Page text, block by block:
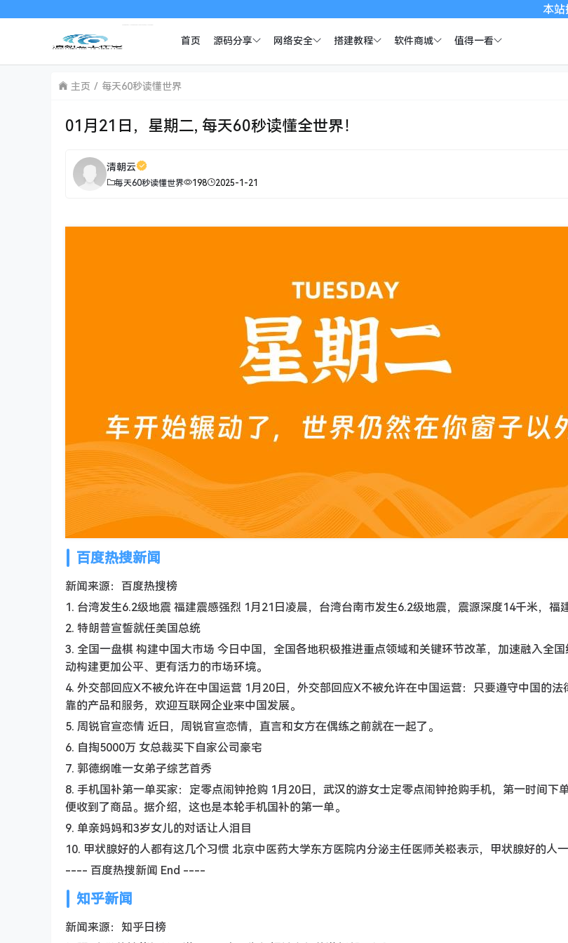
本站提供的一切软
首页 源码分享 网络安全 搭建教程 软件商城 值得一看
主页 每天60秒读懂世界
01月21日，星期二, 每天60秒读懂全世界！
清朝云
每天60秒读懂世界 198 2025-1-21
百度热搜新闻
新闻来源：百度热搜榜
1. 台湾发生6.2级地震 福建震感强烈 1月21日凌晨，台湾台南市发生6.2级地震，震源深度14千米，福
2. 特朗普宣誓就任美国总统
3. 全国一盘棋 构建中国大市场 今日中国，全国各地积极推进重点领域和关键环节改革，加速融入全
动构建更加公平、更有活力的市场环境。
4. 外交部回应X不被允许在中国运营 1月20日，外交部回应X不被允许在中国运营：只要遵守中国的
靠的产品和服务，欢迎互联网企业来中国发展。
5. 周锐官宣恋情 近日，周锐官宣恋情，直言和女方在偶练之前就在一起了。
6. 自掏5000万 女总裁买下自家公司豪宅
7. 郭德纲唯一女弟子综艺首秀
8. 手机国补第一单买家：定零点闹钟抢购 1月20日，武汉的游女士定零点闹钟抢购手机，第一时间下
便收到了商品。据介绍，这也是本轮手机国补的第一单。
9. 单亲妈妈和3岁女儿的对话让人泪目
10. 甲状腺好的人都有这几个习惯 北京中医药大学东方医院内分泌主任医师关崧表示，甲状腺好的人
---- 百度热搜新闻 End ----
知乎新闻
新闻来源：知乎日榜